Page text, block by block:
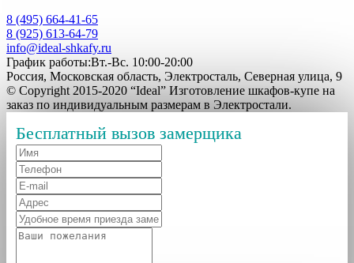
8 (495) 664-41-65
8 (925) 613-64-79
info@ideal-shkafy.ru
График работы:Вт.-Вс. 10:00-20:00
Россия, Московская область, Электросталь, Северная улица, 9
© Copyright 2015-2020 “Ideal” Изготовление шкафов-купе на
заказ по индивидуальным размерам в Электростали.
Бесплатный вызов замерщика